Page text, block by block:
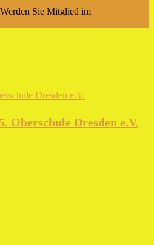
Sie Mitglied im
Oberschule Dresden e.V.